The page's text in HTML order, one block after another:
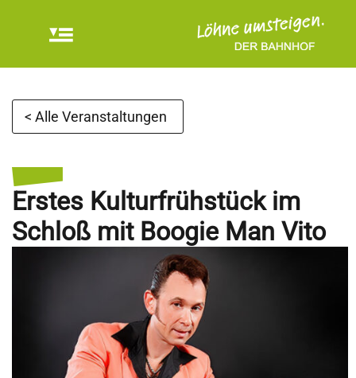
< Alle Veranstaltungen
Erstes Kulturfrühstück im
Schloß mit Boogie Man Vito